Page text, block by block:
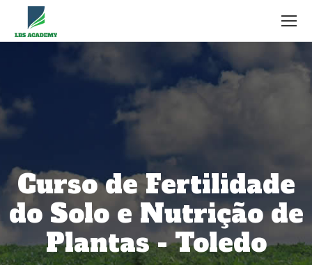
Curso de Fertilidade
do Solo e Nutrição de
Plantas - Toledo